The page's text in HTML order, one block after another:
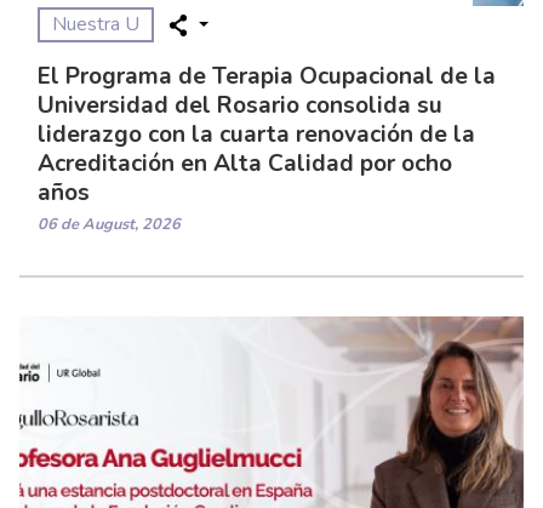
Nuestra U
El Programa de Terapia Ocupacional de la
Universidad del Rosario consolida su
liderazgo con la cuarta renovación de la
Acreditación en Alta Calidad por ocho
años
06 de August, 2026